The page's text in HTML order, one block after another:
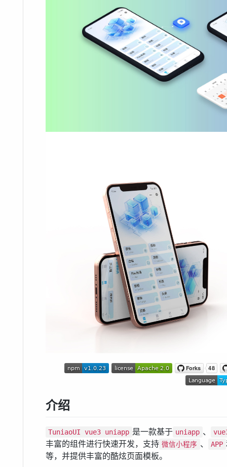
介绍
TuniaoUI vue3 uniapp 是一款基于 uniapp 、
丰富的组件进行快速开发，支持 微信小程序 、 APP
等，并提供丰富的酷炫页面模板。